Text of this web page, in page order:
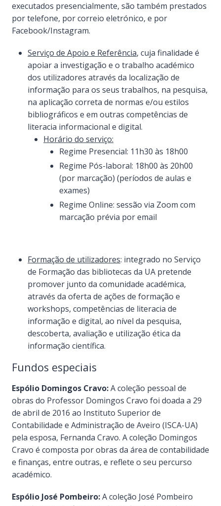
executados presencialmente, são também prestados
por telefone, por correio eletrónico, e por
Facebook/Instagram.
Serviço de Apoio e Referência, cuja finalidade é
apoiar a investigação e o trabalho académico
dos utilizadores através da localização de
informação para os seus trabalhos, na pesquisa,
na aplicação correta de normas e/ou estilos
bibliográficos e em outras competências de
literacia informacional e digital.
Horário do serviço:
Regime Presencial: 11h30 às 18h00
Regime Pós-laboral: 18h00 às 20h00
(por marcação) (períodos de aulas e
exames)
Regime Online: sessão via Zoom com
marcação prévia por email
Formação de utilizadores: integrado no Serviço
de Formação das bibliotecas da UA pretende
promover junto da comunidade académica,
através da oferta de ações de formação e
workshops, competências de literacia de
informação e digital, ao nível da pesquisa,
descoberta, avaliação e utilização ética da
informação científica.
Fundos especiais
Espólio Domingos Cravo:A coleção pessoal de
obras do Professor Domingos Cravo foi doada a 29
de abril de 2016 ao Instituto Superior de
Contabilidade e Administração de Aveiro (ISCA-UA)
pela esposa, Fernanda Cravo. A coleção Domingos
Cravo é composta por obras da área de contabilidade
e finanças, entre outras, e reflete o seu percurso
académico.
Espólio José Pombeiro:A coleção José Pombeiro